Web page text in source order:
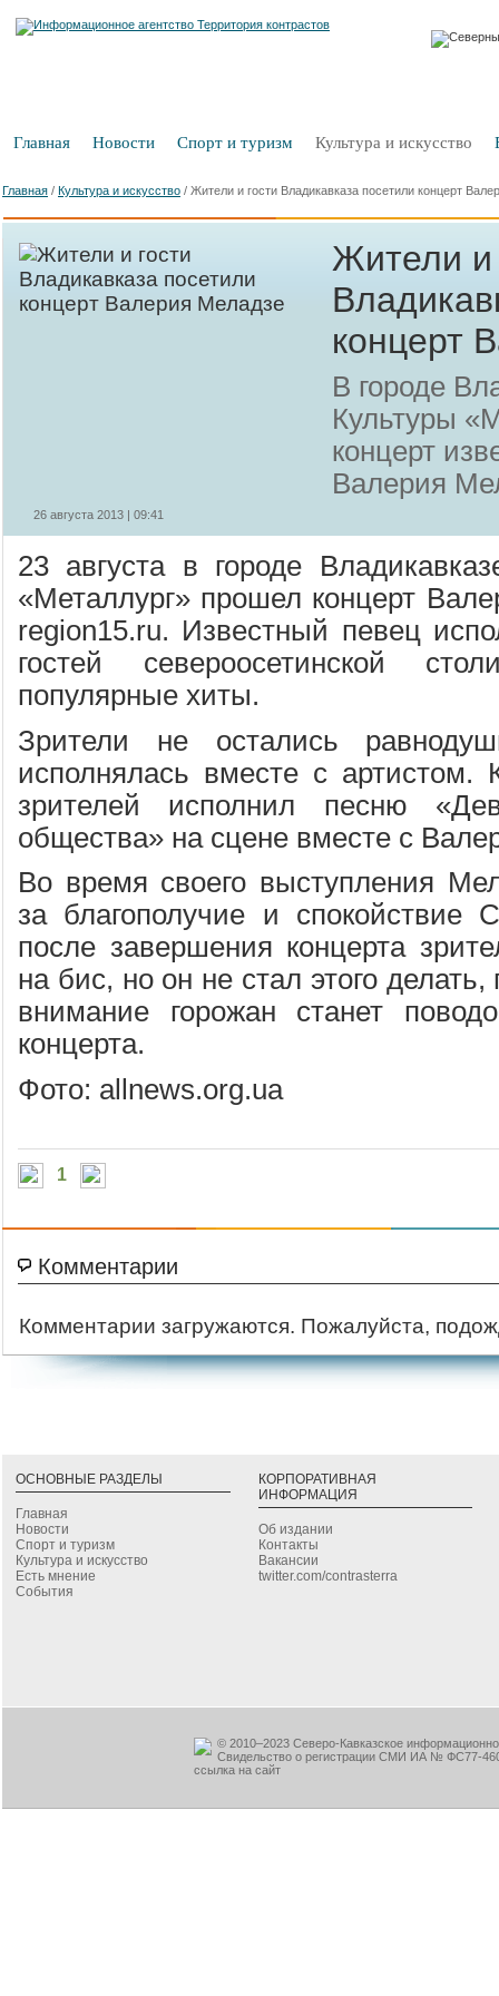
Главная Новости Спорт и туризм Культура и искусство
Главная / Культура и искусство / Жители и гости Владикавказа посетили концерт
Жители и
концерт
В городе
Культуры
концерт
Валерия
26 августа 2013 | 09:41
23 августа в городе
«Металлург» прошел концерт
region15.ru. Известный певец
гостей североосетинской
популярные хиты.
Зрители не остались
исполнялась вместе с артистом.
зрителей исполнил песню
общества» на сцене вместе с
Во время своего выступления
за благополучие и спокойствие
после завершения концерта
на бис, но он не стал этого
внимание горожан станет
концерта.
Фото: allnews.org.ua
1
Комментарии
Комментарии загружаются. Пожалуйста,
ОСНОВНЫЕ РАЗДЕЛЫ
Главная
Новости
Спорт и туризм
Культура и искусство
Есть мнение
События
КОРПОРАТИВНАЯ
ИНФОРМАЦИЯ
Об издании
Контакты
Вакансии
twitter.com/contrasterra
© 2010–2023 Северо-Кавказское
Свидельство о регистрации СМИ ИА № ФС77-
ссылка на сайт